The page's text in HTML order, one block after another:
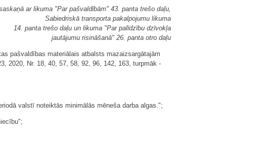
ar likuma "Par pašvaldībām" 43. panta trešo daļu,
Sabiedriskā transporta pakalpojumu likuma
14. panta trešo daļu un likuma "Par palīdzību dzīvokļa
jautājumu risināšanā" 26. panta otro daļu
pašvaldības materiālais atbalsts mazaizsargātajām
2020, Nr. 18, 40, 57, 58, 92, 96, 142, 163, turpmāk -
valstī noteiktās minimālās mēneša darba algas.";